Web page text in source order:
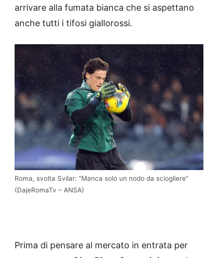
arrivare alla fumata bianca che si aspettano
anche tutti i tifosi giallorossi.
Roma, svolta Svilar: “Manca solo un nodo da sciogliere”
(DajeRomaTv – ANSA)
Prima di pensare al mercato in entrata per